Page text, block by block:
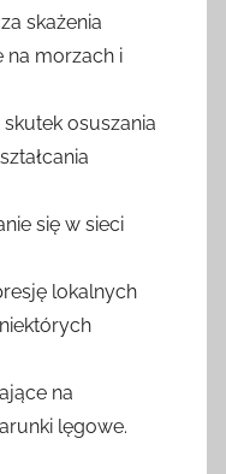
skażenia
na morzach i
osuszania
się w sieci
lokalnych
na
lęgowe.